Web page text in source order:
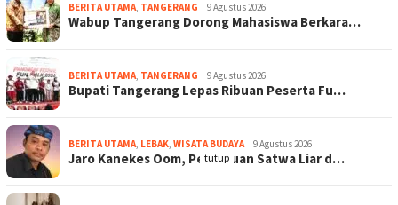
BERITA UTAMA, TANGERANG 9 Agustus 2026
Wabup Tangerang Dorong Mahasiswa Berkara…
BERITA UTAMA, TANGERANG 9 Agustus 2026
Bupati Tangerang Lepas Ribuan Peserta Fu…
BERITA UTAMA, LEBAK, WISATA BUDAYA 9 Agustus 2026
Jaro Kanekes Oom, Perburuan Satwa Liar d…
tutup